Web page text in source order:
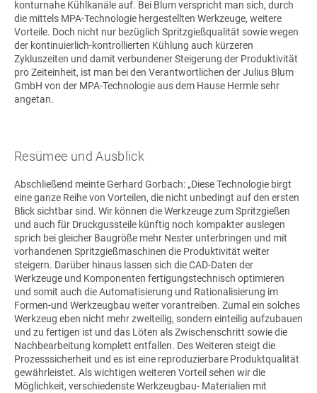
konturnahe Kühlkanäle auf. Bei Blum verspricht man sich, durch
die mittels MPA-Technologie hergestellten Werkzeuge, weitere
Vorteile. Doch nicht nur bezüglich Spritzgießqualität sowie wegen
der kontinuierlich-kontrollierten Kühlung auch kürzeren
Zykluszeiten und damit verbundener Steigerung der Produktivität
pro Zeiteinheit, ist man bei den Verantwortlichen der Julius Blum
GmbH von der MPA-Technologie aus dem Hause Hermle sehr
angetan.
Resümee und Ausblick
Abschließend meinte Gerhard Gorbach: „Diese Technologie birgt
eine ganze Reihe von Vorteilen, die nicht unbedingt auf den ersten
Blick sichtbar sind. Wir können die Werkzeuge zum Spritzgießen
und auch für Druckgussteile künftig noch kompakter auslegen
sprich bei gleicher Baugröße mehr Nester unterbringen und mit
vorhandenen Spritzgießmaschinen die Produktivität weiter
steigern. Darüber hinaus lassen sich die CAD-Daten der
Werkzeuge und Komponenten fertigungstechnisch optimieren
und somit auch die Automatisierung und Rationalisierung im
Formen-und Werkzeugbau weiter vorantreiben. Zumal ein solches
Werkzeug eben nicht mehr zweiteilig, sondern einteilig aufzubauen
und zu fertigen ist und das Löten als Zwischenschritt sowie die
Nachbearbeitung komplett entfallen. Des Weiteren steigt die
Prozesssicherheit und es ist eine reproduzierbare Produktqualität
gewährleistet. Als wichtigen weiteren Vorteil sehen wir die
Möglichkeit, verschiedenste Werkzeugbau- Materialien mit